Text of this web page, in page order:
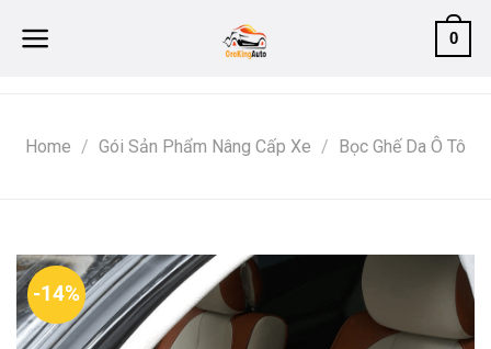
0
Home / Gói Sản Phẩm Nâng Cấp Xe / Bọc Ghế Da Ô Tô
-14%